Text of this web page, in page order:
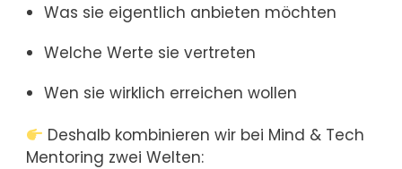
Was sie eigentlich anbieten möchten
Welche Werte sie vertreten
Wen sie wirklich erreichen wollen
Deshalb kombinieren wir bei Mind & Tech
Mentoring zwei Welten: